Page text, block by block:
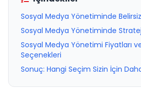
Sosyal Medya Yönetiminde
Sosyal Medya Yönetiminde
Sosyal Medya Yönetimi Fiyatları
Seçenekleri
Sonuç: Hangi Seçim Sizin İçin